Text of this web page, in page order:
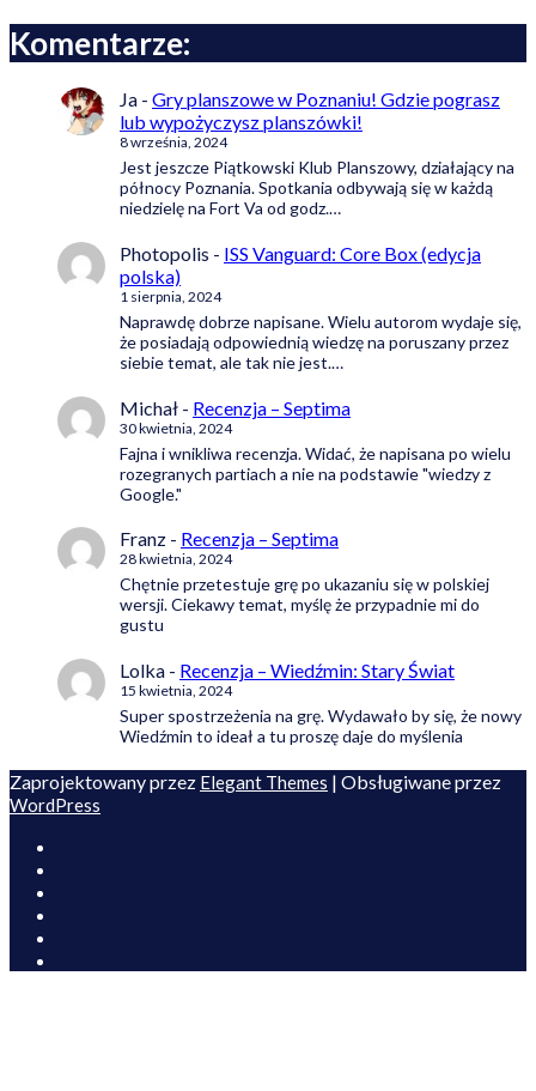
Komentarze:
Ja - Gry planszowe w Poznaniu! Gdzie pograsz
lub wypożyczysz planszówki!
8 września, 2024
Jest jeszcze Piątkowski Klub Planszowy, działający na
północy Poznania. Spotkania odbywają się w każdą
niedzielę na Fort Va od godz.…
Photopolis - ISS Vanguard: Core Box (edycja
polska)
1 sierpnia, 2024
Naprawdę dobrze napisane. Wielu autorom wydaje się,
że posiadają odpowiednią wiedzę na poruszany przez
siebie temat, ale tak nie jest.…
Michał - Recenzja – Septima
30 kwietnia, 2024
Fajna i wnikliwa recenzja. Widać, że napisana po wielu
rozegranych partiach a nie na podstawie "wiedzy z
Google."
Franz - Recenzja – Septima
28 kwietnia, 2024
Chętnie przetestuje grę po ukazaniu się w polskiej
wersji. Ciekawy temat, myślę że przypadnie mi do
gustu
Lolka - Recenzja – Wiedźmin: Stary Świat
15 kwietnia, 2024
Super spostrzeżenia na grę. Wydawało by się, że nowy
Wiedźmin to ideał a tu proszę daje do myślenia
Zaprojektowany przez Elegant Themes | Obsługiwane przez
WordPress